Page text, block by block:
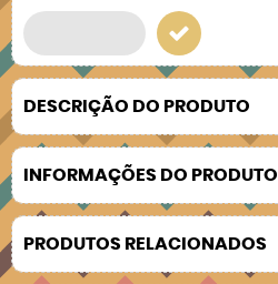
DESCRIÇÃO DO PRODUTO
INFORMAÇÕES DO PRODUTO
PRODUTOS RELACIONADOS